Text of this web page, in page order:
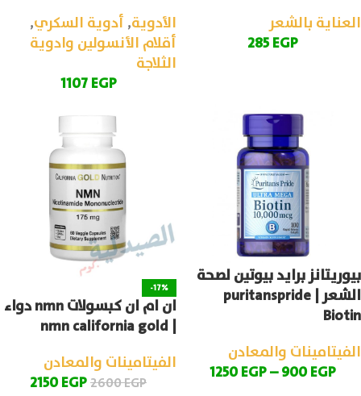
العناية بالشعر
285EGP
الأدوية, أدوية السكري,
أقلام الأنسولين وادوية
الثلاجة
1107EGP
بيوريتانز برايد بيوتين لصحة
الشعر | puritanspride
Biotin
الفيتامينات والمعادن
900EGP
–
1250EGP
-17%
ان ام ان كبسولات nmn دواء
| nmn california gold
الفيتامينات والمعادن
2600EGP
2150EGP